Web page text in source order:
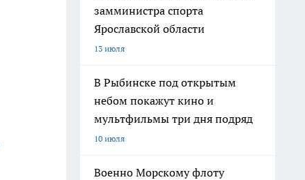
замминистра спорта
Ярославской области
13 июля
В Рыбинске под открытым
небом покажут кино и
мультфильмы три дня подряд
10 июля
Военно Морскому флоту